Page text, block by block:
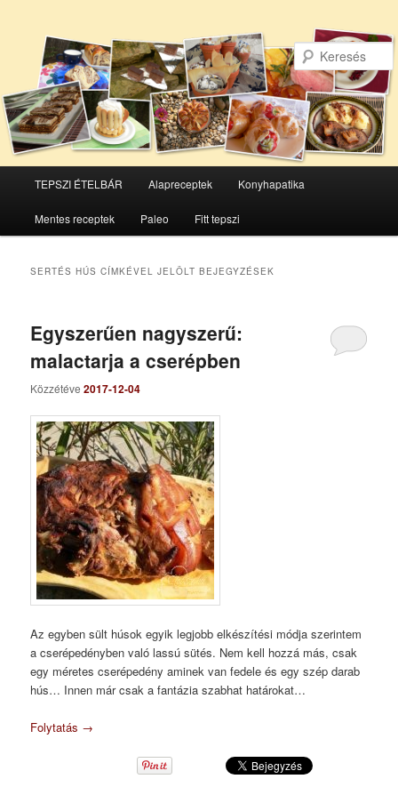
Tovább
az
elsődleges
Tovább
a
másodlagos
TEPSZI ÉTELBÁR Alapreceptek Konyhapatika
Mentes receptek Paleo Fitt tepszi
SERTÉS HÚS CÍMKÉVEL JELÖLT BEJEGYZÉSEK
Egyszerűen nagyszerű:
malactarja a cserépben
Közzétéve2017-12-04
Az egyben sült húsok egyik legjobb elkészítési módja szerintem
a cserépedényben való lassú sütés. Nem kell hozzá más, csak
egy méretes cserépedény aminek van fedele és egy szép darab
hús… Innen már csak a fantázia szabhat határokat…
Folytatás →